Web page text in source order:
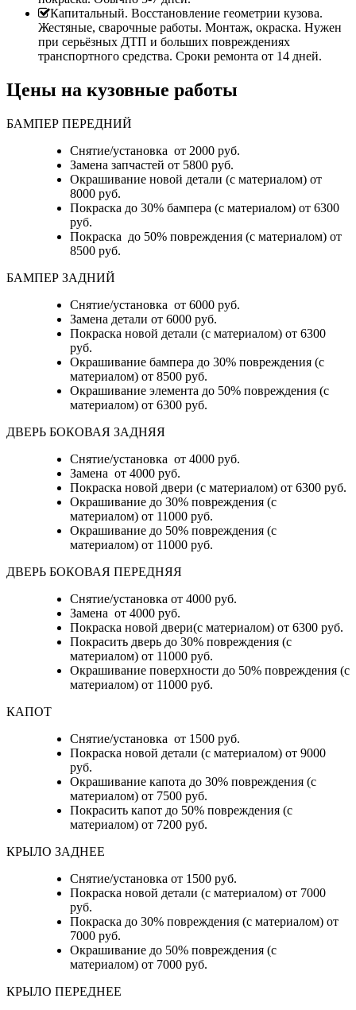
Капитальный. Восстановление геометрии кузова.
Жестяные, сварочные работы. Монтаж, окраска. Нужен
при серьёзных ДТП и больших повреждениях
транспортного средства. Сроки ремонта от 14 дней.
Цены на кузовные работы
БАМПЕР ПЕРЕДНИЙ
Снятие/установка от 2000 руб.
Замена запчастей от 5800 руб.
Окрашивание новой детали (с материалом) от
8000 руб.
Покраска до 30% бампера (с материалом) от 6300
руб.
Покраска до 50% повреждения (с материалом) от
8500 руб.
БАМПЕР ЗАДНИЙ
Снятие/установка от 6000 руб.
Замена детали от 6000 руб.
Покраска новой детали (с материалом) от 6300
руб.
Окрашивание бампера до 30% повреждения (с
материалом) от 8500 руб.
Окрашивание элемента до 50% повреждения (с
материалом) от 6300 руб.
ДВЕРЬ БОКОВАЯ ЗАДНЯЯ
Снятие/установка от 4000 руб.
Замена от 4000 руб.
Покраска новой двери (с материалом) от 6300 руб.
Окрашивание до 30% повреждения (с
материалом) от 11000 руб.
Окрашивание до 50% повреждения (с
материалом) от 11000 руб.
ДВЕРЬ БОКОВАЯ ПЕРЕДНЯЯ
Снятие/установка от 4000 руб.
Замена от 4000 руб.
Покраска новой двери(с материалом) от 6300 руб.
Покрасить дверь до 30% повреждения (с
материалом) от 11000 руб.
Окрашивание поверхности до 50% повреждения (с
материалом) от 11000 руб.
КАПОТ
Снятие/установка от 1500 руб.
Покраска новой детали (с материалом) от 9000
руб.
Окрашивание капота до 30% повреждения (с
материалом) от 7500 руб.
Покрасить капот до 50% повреждения (с
материалом) от 7200 руб.
КРЫЛО ЗАДНЕЕ
Снятие/установка от 1500 руб.
Покраска новой детали (с материалом) от 7000
руб.
Покраска до 30% повреждения (с материалом) от
7000 руб.
Окрашивание до 50% повреждения (с
материалом) от 7000 руб.
КРЫЛО ПЕРЕДНЕЕ